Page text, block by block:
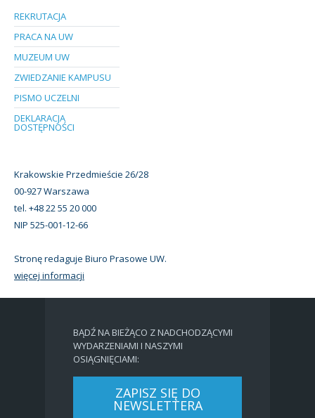
REKRUTACJA
PRACA NA UW
MUZEUM UW
ZWIEDZANIE KAMPUSU
PISMO UCZELNI
DEKLARACJA
DOSTĘPNOŚCI
Krakowskie Przedmieście 26/28
00-927 Warszawa
tel. +48 22 55 20 000
NIP 525-001-12-66
Stronę redaguje Biuro Prasowe UW.
więcej informacji
BĄDŹ NA BIEŻĄCO Z NADCHODZĄCYMI
WYDARZENIAMI I NASZYMI
OSIĄGNIĘCIAMI:
ZAPISZ SIĘ DO
NEWSLETTERA